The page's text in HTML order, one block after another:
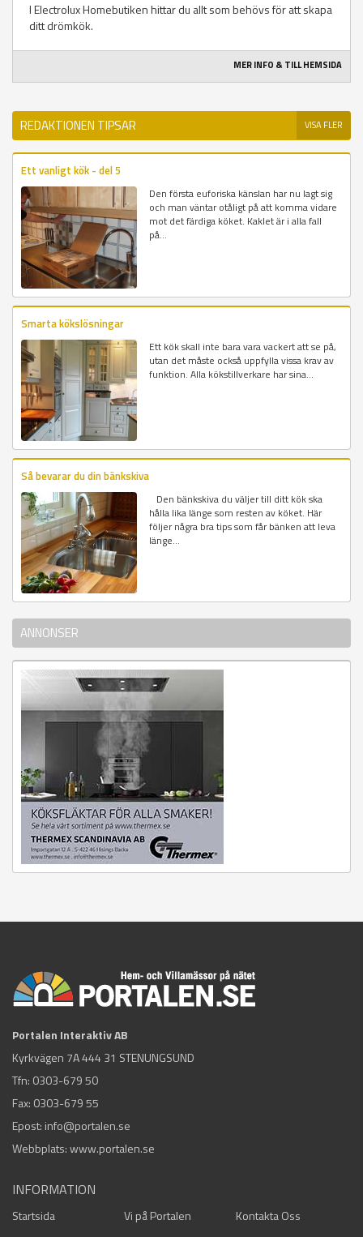
I Electrolux Homebutiken hittar du allt som behövs för att skapa
ditt drömkök.
MER INFO & TILL HEMSIDA
REDAKTIONEN TIPSAR VISA FLER
Ett vanligt kök - del 5
Den första euforiska känslan har nu lagt sig
och man väntar otåligt på att komma vidare
mot det färdiga köket. Kaklet är i alla fall
på...
Smarta kökslösningar
Ett kök skall inte bara vara vackert att se på,
utan det måste också uppfylla vissa krav av
funktion. Alla kökstillverkare har sina...
Så bevarar du din bänkskiva
Den bänkskiva du väljer till ditt kök ska
hålla lika länge som resten av köket. Här
följer några bra tips som får bänken att leva
länge...
ANNONSER
Portalen Interaktiv AB
Kyrkvägen 7A 444 31 STENUNGSUND
Tfn: 0303-679 50
Fax: 0303-679 55
Epost: info@portalen.se
Webbplats: www.portalen.se
INFORMATION
Startsida Vi på Portalen
Kontakta Oss